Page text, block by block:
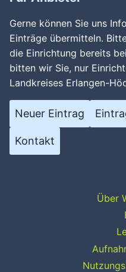
Gerne können Sie uns
Einträge übermitteln.
die Einrichtung bereits
bitten wir Sie, nur
Landkreises Erlangen-
Neuer Eintrag
Kontakt
Über